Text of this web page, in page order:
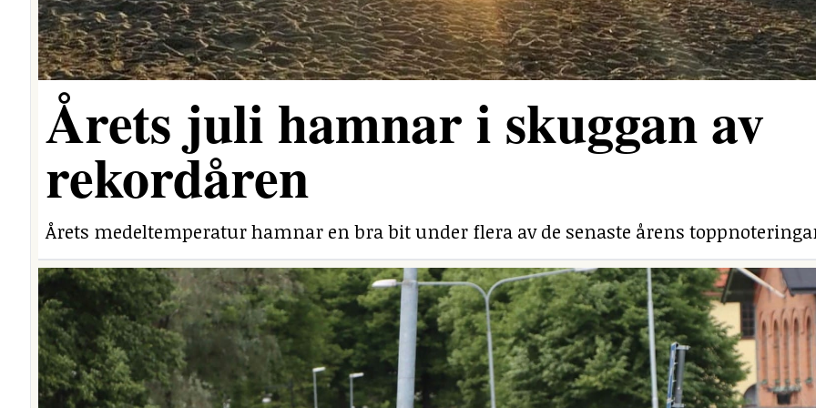
Årets juli hamnar i skuggan av
rekordåren
Årets medeltemperatur hamnar en bra bit under flera av de senaste årens